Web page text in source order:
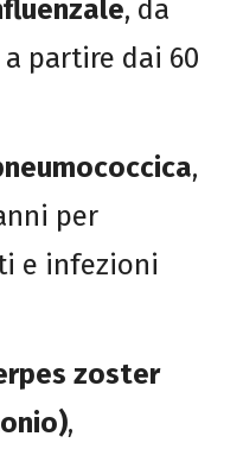
, da
partire dai 60
,
per
e infezioni
zoster
,